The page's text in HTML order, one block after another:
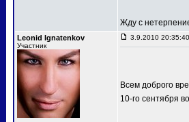
Жду с
Leonid Ignatenkov
Участник
3.9.2010 20:35:40
Всем доброго
10-го сентября